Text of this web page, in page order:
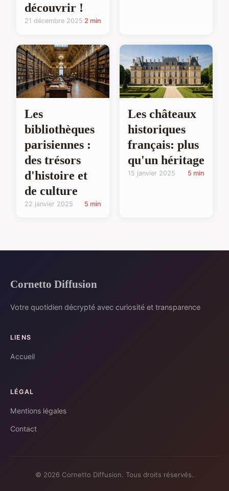
découvrir !
21 décembre 2025 2 min
Les
bibliothèques
parisiennes :
des trésors
d'histoire et
de culture
22 janvier 2025 5 min
Les châteaux
historiques
français: plus
qu'un héritage
15 janvier 2025 5 min
Cornetto Diffusion
Votre quotidien décrypté avec curiosité et transparence
LIENS
Accueil
LÉGAL
Mentions légales
Contact
© 2026 Cornetto Diffusion. Tous droits réservés.